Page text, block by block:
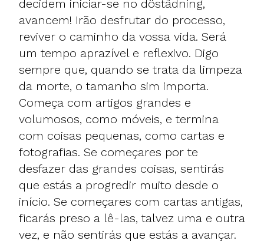
decidem iniciar-se no döstädning,
avancem! Irão desfrutar do processo,
reviver o caminho da vossa vida. Será
um tempo aprazível e reflexivo. Digo
sempre que, quando se trata da limpeza
da morte, o tamanho sim importa.
Começa com artigos grandes e
volumosos, como móveis, e termina
com coisas pequenas, como cartas e
fotografias. Se começares por te
desfazer das grandes coisas, sentirás
que estás a progredir muito desde o
início. Se começares com cartas antigas,
ficarás preso a lê-las, talvez uma e outra
vez, e não sentirás que estás a avançar.